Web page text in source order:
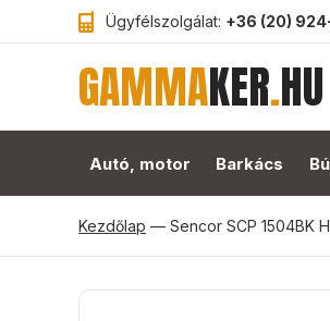
Ügyfélszolgálat: +36 (20)
GAMMAKER.HU
Autó, motor Barkács
Kezdőlap — Sencor SCP 1504BK